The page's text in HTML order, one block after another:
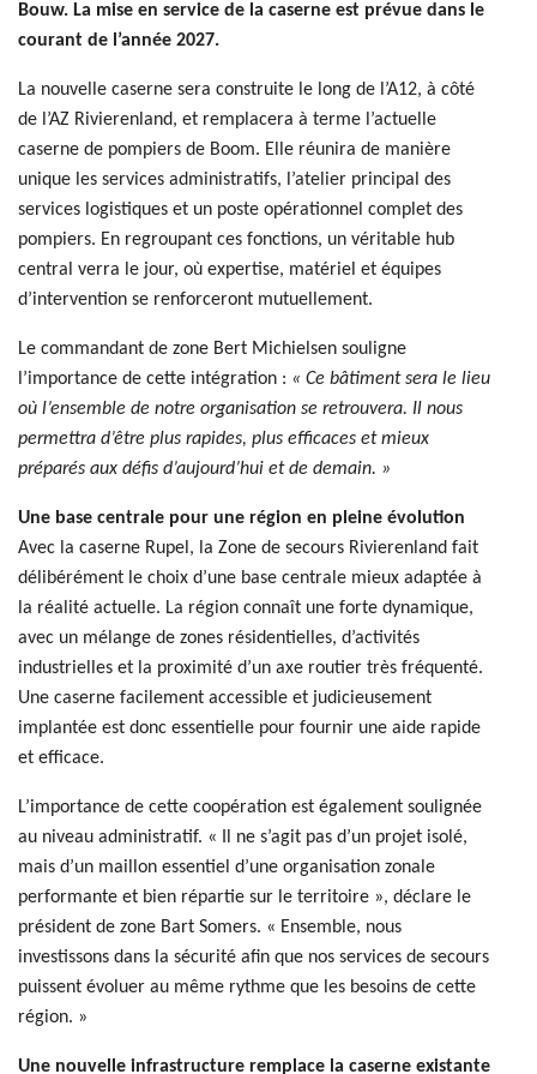
Bouw. La mise en service de la caserne est prévue dans le
courant de l’année 2027.
La nouvelle caserne sera construite le long de l’A12, à côté
de l’AZ Rivierenland, et remplacera à terme l’actuelle
caserne de pompiers de Boom. Elle réunira de manière
unique les services administratifs, l’atelier principal des
services logistiques et un poste opérationnel complet des
pompiers. En regroupant ces fonctions, un véritable hub
central verra le jour, où expertise, matériel et équipes
d’intervention se renforceront mutuellement.
Le commandant de zone Bert Michielsen souligne
l’importance de cette intégration : « Ce bâtiment sera le lieu
où l’ensemble de notre organisation se retrouvera. Il nous
permettra d’être plus rapides, plus efficaces et mieux
préparés aux défis d’aujourd’hui et de demain. »
Une base centrale pour une région en pleine évolution
Avec la caserne Rupel, la Zone de secours Rivierenland fait
délibérément le choix d’une base centrale mieux adaptée à
la réalité actuelle. La région connaît une forte dynamique,
avec un mélange de zones résidentielles, d’activités
industrielles et la proximité d’un axe routier très fréquenté.
Une caserne facilement accessible et judicieusement
implantée est donc essentielle pour fournir une aide rapide
et efficace.
L’importance de cette coopération est également soulignée
au niveau administratif. « Il ne s’agit pas d’un projet isolé,
mais d’un maillon essentiel d’une organisation zonale
performante et bien répartie sur le territoire », déclare le
président de zone Bart Somers. « Ensemble, nous
investissons dans la sécurité afin que nos services de secours
puissent évoluer au même rythme que les besoins de cette
région. »
Une nouvelle infrastructure remplace la caserne existante